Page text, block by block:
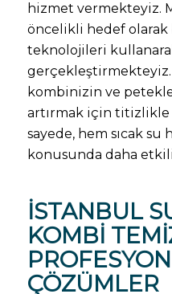
hizmet vermekteyiz.
öncelikli hedef olarak
teknolojileri
kombinizin ve
artırmak için titizlikle
sayede, hem sıcak su
konusunda daha
İSTANBUL
KOMBI
ÇÖZÜMLER